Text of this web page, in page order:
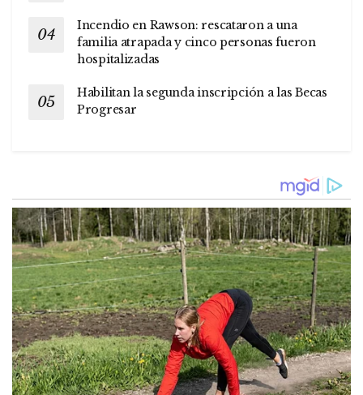
Incendio en Rawson: rescataron a una
familia atrapada y cinco personas fueron
hospitalizadas
Habilitan la segunda inscripción a las Becas
Progresar